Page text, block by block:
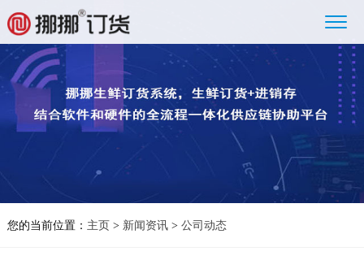
您的当前位置： 主页 > 新闻资讯> 公司动态